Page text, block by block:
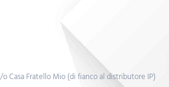
Casa Fratello Mio (di fianco al distributore IP)